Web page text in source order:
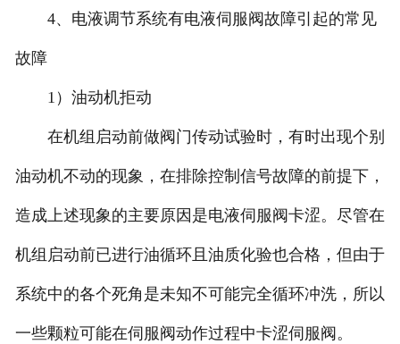
4、电液调节系统有电液伺服阀故障引起的常见
故障
1）油动机拒动
在机组启动前做阀门传动试验时，有时出现个别
油动机不动的现象，在排除控制信号故障的前提下，
造成上述现象的主要原因是电液伺服阀卡涩。尽管在
机组启动前已进行油循环且油质化验也合格，但由于
系统中的各个死角是未知不可能完全循环冲洗，所以
一些颗粒可能在伺服阀动作过程中卡涩伺服阀。